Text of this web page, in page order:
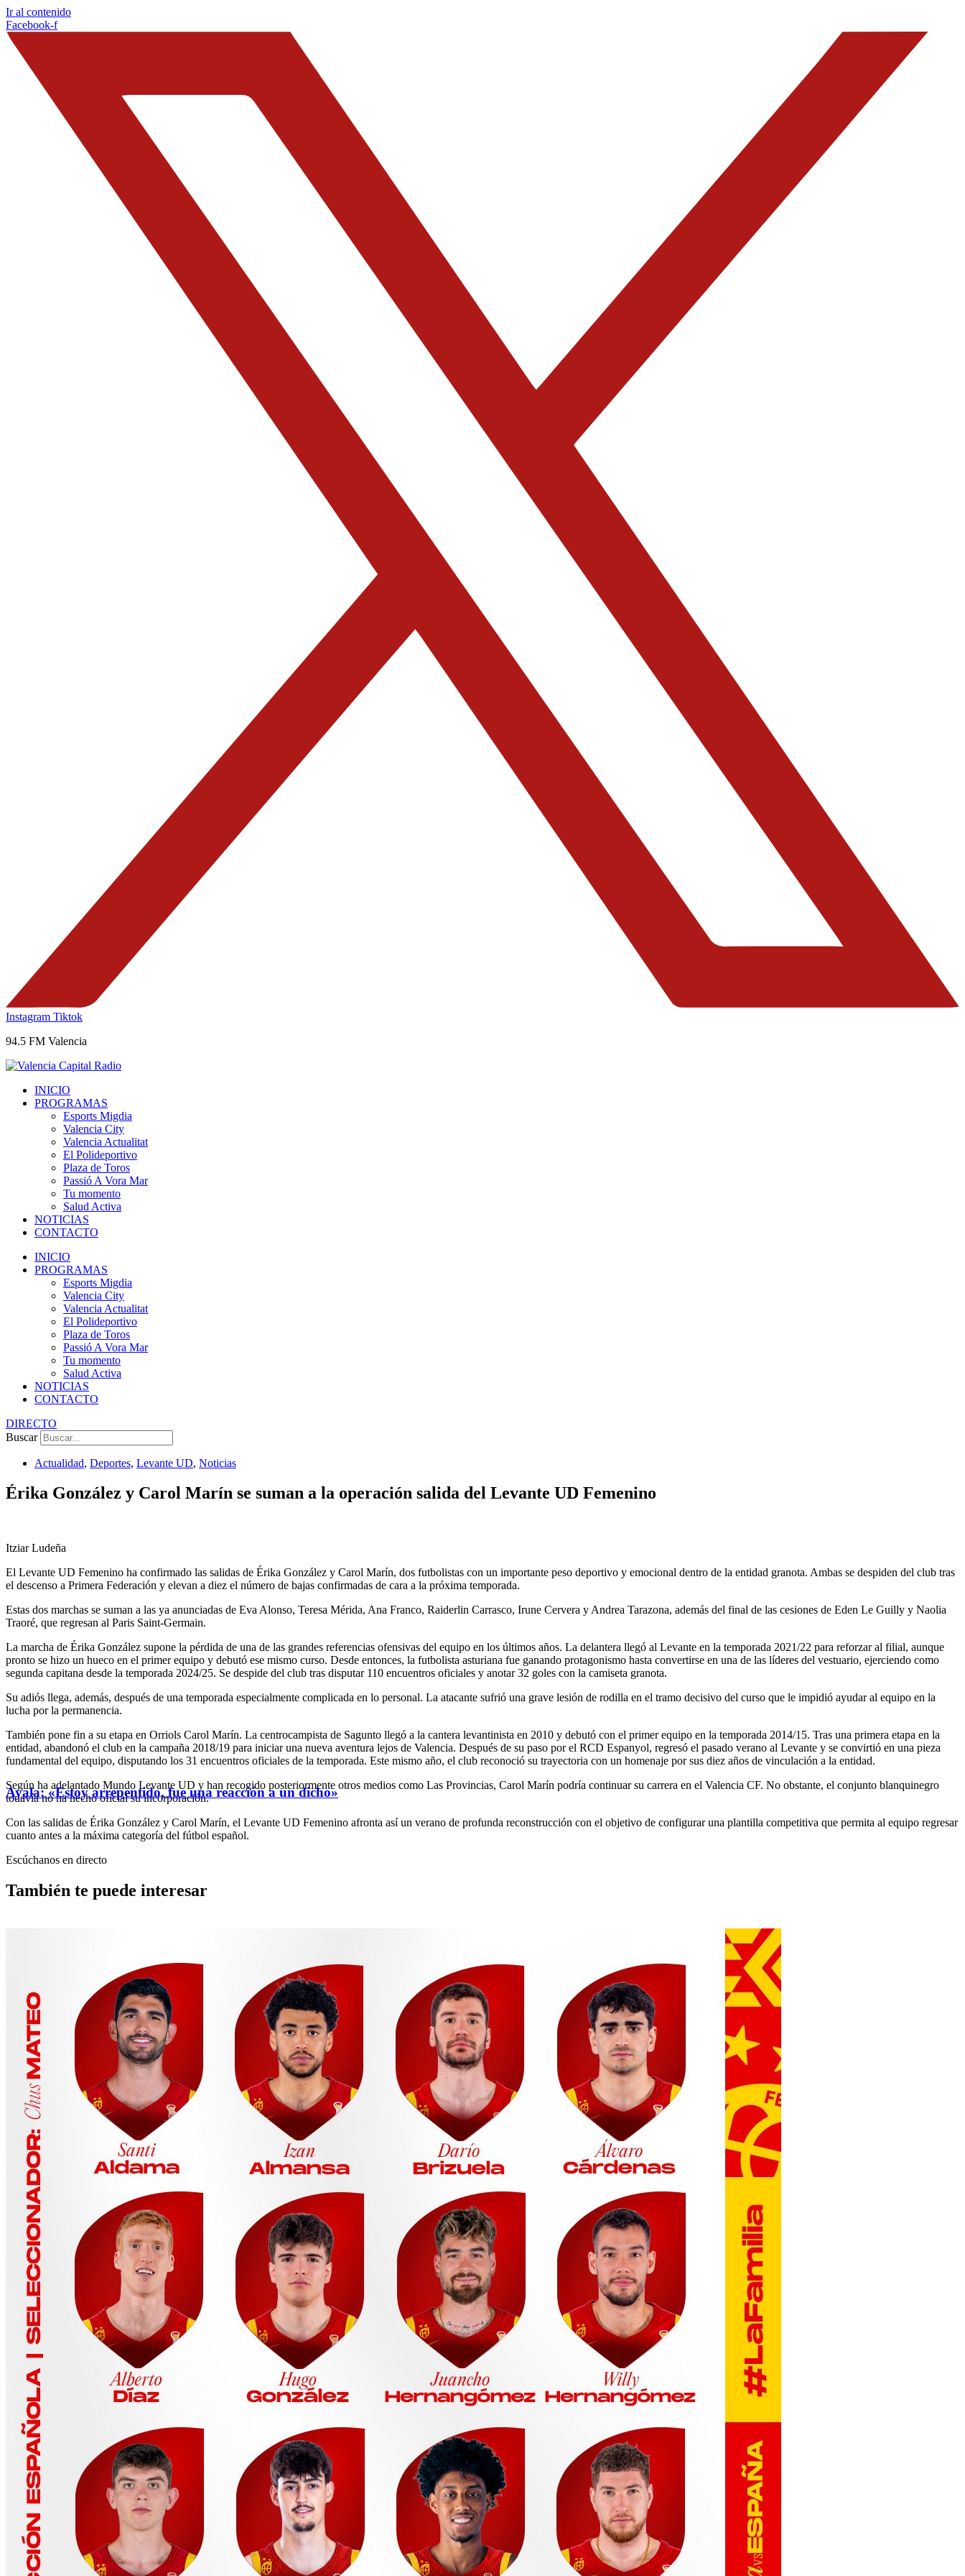
Ir al contenido
Facebook-f
Instagram Tiktok
94.5 FM Valencia
INICIO
PROGRAMAS
Esports Migdia
Valencia City
Valencia Actualitat
El Polideportivo
Plaza de Toros
Passió A Vora Mar
Tu momento
Salud Activa
NOTICIAS
CONTACTO
INICIO
PROGRAMAS
Esports Migdia
Valencia City
Valencia Actualitat
El Polideportivo
Plaza de Toros
Passió A Vora Mar
Tu momento
Salud Activa
NOTICIAS
CONTACTO
DIRECTO
Buscar
Actualidad, Deportes, Levante UD, Noticias
Érika González y Carol Marín se suman a la operación salida del Levante UD Femenino
Itziar Ludeña
El Levante UD Femenino ha confirmado las salidas de Érika González y Carol Marín, dos futbolistas con un importante peso deportivo y emocional dentro de la entidad granota. Ambas se despiden del club tras
el descenso a Primera Federación y elevan a diez el número de bajas confirmadas de cara a la próxima temporada.
Estas dos marchas se suman a las ya anunciadas de Eva Alonso, Teresa Mérida, Ana Franco, Raiderlin Carrasco, Irune Cervera y Andrea Tarazona, además del final de las cesiones de Eden Le Guilly y Naolia
Traoré, que regresan al Paris Saint-Germain.
La marcha de Érika González supone la pérdida de una de las grandes referencias ofensivas del equipo en los últimos años. La delantera llegó al Levante en la temporada 2021/22 para reforzar al filial, aunque
pronto se hizo un hueco en el primer equipo y debutó ese mismo curso. Desde entonces, la futbolista asturiana fue ganando protagonismo hasta convertirse en una de las líderes del vestuario, ejerciendo como
segunda capitana desde la temporada 2024/25. Se despide del club tras disputar 110 encuentros oficiales y anotar 32 goles con la camiseta granota.
Su adiós llega, además, después de una temporada especialmente complicada en lo personal. La atacante sufrió una grave lesión de rodilla en el tramo decisivo del curso que le impidió ayudar al equipo en la
lucha por la permanencia.
También pone fin a su etapa en Orriols Carol Marín. La centrocampista de Sagunto llegó a la cantera levantinista en 2010 y debutó con el primer equipo en la temporada 2014/15. Tras una primera etapa en la
entidad, abandonó el club en la campaña 2018/19 para iniciar una nueva aventura lejos de Valencia. Después de su paso por el RCD Espanyol, regresó el pasado verano al Levante y se convirtió en una pieza
fundamental del equipo, disputando los 31 encuentros oficiales de la temporada. Este mismo año, el club reconoció su trayectoria con un homenaje por sus diez años de vinculación a la entidad.
Según ha adelantado Mundo Levante UD y han recogido posteriormente otros medios como Las Provincias, Carol Marín podría continuar su carrera en el Valencia CF. No obstante, el conjunto blanquinegro
todavía no ha hecho oficial su incorporación.
Con las salidas de Érika González y Carol Marín, el Levante UD Femenino afronta así un verano de profunda reconstrucción con el objetivo de configurar una plantilla competitiva que permita al equipo regresar
cuanto antes a la máxima categoría del fútbol español.
Escúchanos en directo
También te puede interesar
Ayala: «Estoy arrepentido, fue una reacción a un dicho»